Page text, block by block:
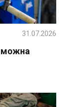
можна
31.07.2026